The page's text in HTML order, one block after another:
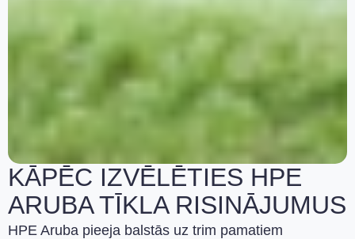
KĀPĒC IZVĒLĒTIES HPE
ARUBA TĪKLA RISINĀJUMUS
HPE Aruba pieeja balstās uz trim pamatiem